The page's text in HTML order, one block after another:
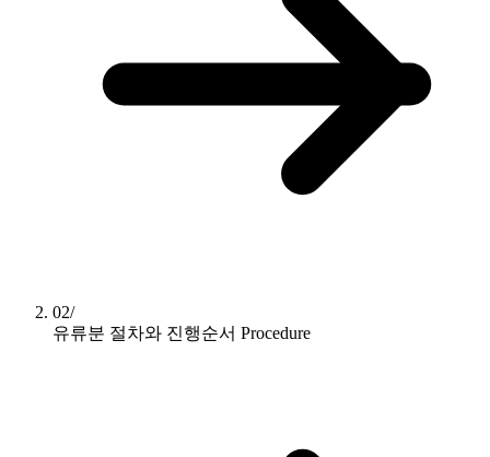
02/
유류분 절차와 진행순서 Procedure